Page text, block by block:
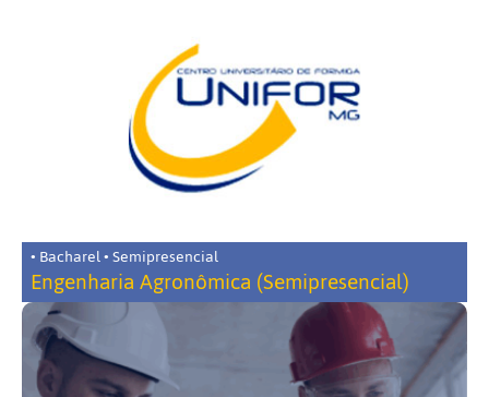
• Bacharel • Semipresencial
Engenharia Agronômica (Semipresencial)